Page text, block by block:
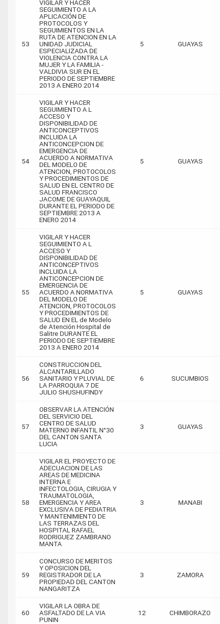
53
VIGILAR Y HACER
SEGUIMIENTO A LA
APLICACIÓN DE
PROTOCOLOS Y
SEGUIMIENTOS EN LA
RUTA DE ATENCION EN LA
UNIDAD JUDICIAL
ESPECIALIZADA DE
VIOLENCIA CONTRA LA
MUJER Y LA FAMILIA -
VALDIVIA SUR EN EL
PERIODO DE SEPTIEMBRE
2013 A ENERO 2014
5 GUAYAS
54
VIGILAR Y HACER
SEGUIMIENTO A L
ACCESO Y
DISPONIBILIDAD DE
ANTICONCEPTIVOS
INCLUIDA LA
ANTICONCEPCION DE
EMERGENCIA DE
ACUERDO A NORMATIVA
DEL MODELO DE
ATENCION, PROTOCOLOS
Y PROCEDIMIENTOS DE
SALUD EN EL CENTRO DE
SALUD FRANCISCO
JACOME DE GUAYAQUIL
DURANTE EL PERIODO DE
SEPTIEMBRE 2013 A
ENERO 2014
5 GUAYAS
55
VIGILAR Y HACER
SEGUIMIENTO A L
ACCESO Y
DISPONIBILIDAD DE
ANTICONCEPTIVOS
INCLUIDA LA
ANTICONCEPCION DE
EMERGENCIA DE
ACUERDO A NORMATIVA
DEL MODELO DE
ATENCION, PROTOCOLOS
Y PROCEDIMIENTOS DE
SALUD EN EL de Modelo
de Atención Hospital de
Salitre DURANTE EL
PERIODO DE SEPTIEMBRE
2013 A ENERO 2014
5 GUAYAS
56
CONSTRUCCION DEL
ALCANTARILLADO
SANITARIO Y PLUVIAL DE
LA PARROQUIA 7 DE
JULIO SHUSHUFINDY
6 SUCUMBIOS
57
OBSERVAR LA ATENCIÓN
DEL SERVICIO DEL
CENTRO DE SALUD
MATERNO INFANTIL N°30
DEL CANTON SANTA
LUCIA
3 GUAYAS
58
VIGILAR EL PROYECTO DE
ADECUACION DE LAS
AREAS DE MEDICINA
INTERNA E
INFECTOLOGIA, CIRUGIA Y
TRAUMATOLOGIA,
EMERGENCIA Y AREA
EXCLUSIVA DE PEDIATRIA
Y MANTENIMIENTO DE
LAS TERRAZAS DEL
HOSPITAL RAFAEL
RODRIGUEZ ZAMBRANO
MANTA
3 MANABI
59
CONCURSO DE MERITOS
Y OPOSICION DEL
REGISTRADOR DE LA
PROPIEDAD DEL CANTON
NANGARITZA
3 ZAMORA
60
VIGILAR LA OBRA DE
ASFALTADO DE LA VIA
PUNIN
12 CHIMBORAZO